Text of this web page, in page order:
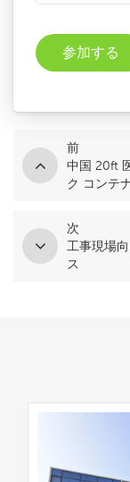
前
中国 20ft
ク コンテ
次
工事現場
ス